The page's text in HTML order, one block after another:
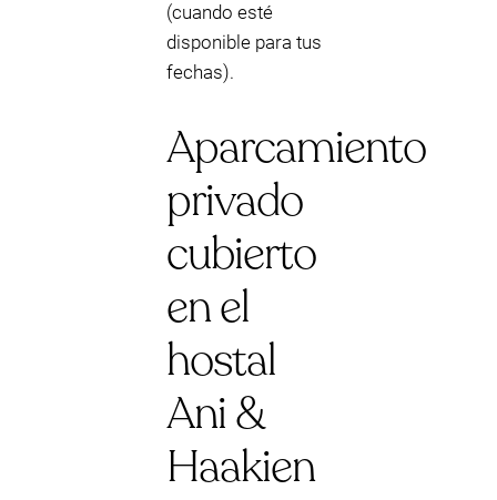
(cuando esté
disponible para tus
fechas).
Aparcamiento
privado
cubierto
en el
hostal
Ani &
Haakien